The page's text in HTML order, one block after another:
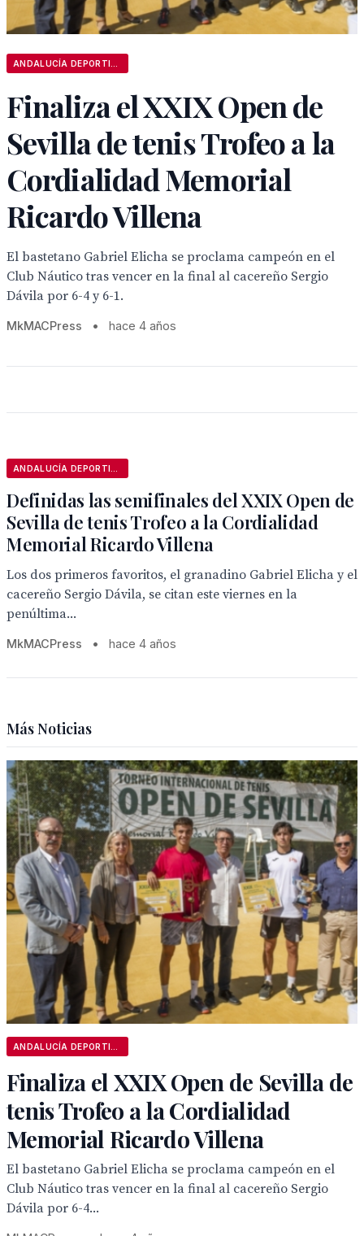
Finaliza el XXIX Open de
Sevilla de tenis Trofeo a la
Cordialidad Memorial
Ricardo Villena
El bastetano Gabriel Elicha se proclama campeón en el
Club Náutico tras vencer en la final al cacereño Sergio
Dávila por 6-4 y 6-1.
MkMACPress • hace 4 años
Definidas las semifinales del XXIX Open de
Sevilla de tenis Trofeo a la Cordialidad
Memorial Ricardo Villena
Los dos primeros favoritos, el granadino Gabriel Elicha y el
cacereño Sergio Dávila, se citan este viernes en la
penúltima...
MkMACPress • hace 4 años
Más Noticias
Finaliza el XXIX Open de Sevilla de
tenis Trofeo a la Cordialidad
Memorial Ricardo Villena
El bastetano Gabriel Elicha se proclama campeón en el
Club Náutico tras vencer en la final al cacereño Sergio
Dávila por 6-4...